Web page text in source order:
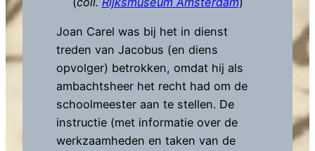
Joan Carel was bij het in dienst
treden van Jacobus (en diens
opvolger) betrokken, omdat hij als
ambachtsheer het recht had om de
schoolmeester aan te stellen. De
instructie (met informatie over de
werkzaamheden en taken van de